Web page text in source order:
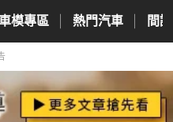
模專區 熱門汽車 間